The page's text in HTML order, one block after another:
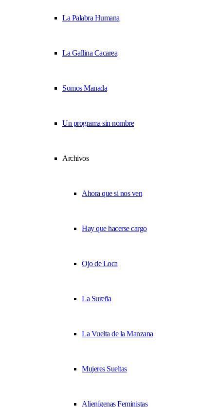
La Palabra Humana
La Gallina Cacarea
Somos Manada
Un programa sin nombre
Archivos
Ahora que si nos ven
Hay que hacerse cargo
Ojo de Loca
La Sureña
La Vuelta de la Manzana
Mujeres Sueltas
Alienígenas Feministas